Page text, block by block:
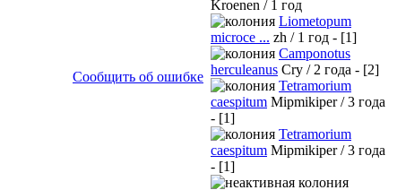
Сообщить об ошибке
Kroenen / 1 год
Liometopum
microce ... zh / 1 год - [1]
Camponotus
herculeanus Cry / 2 года - [2]
Tetramorium
caespitum Mipmikiper / 3 года
- [1]
Tetramorium
caespitum Mipmikiper / 3 года
- [1]